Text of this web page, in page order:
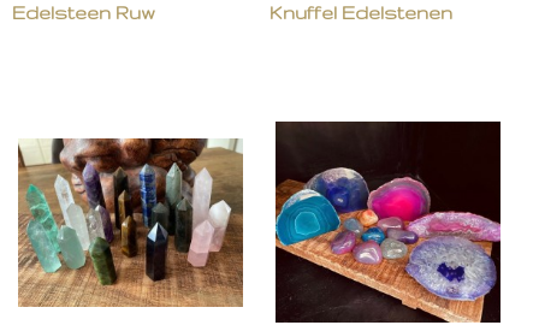
Edelsteen Ruw Knuffel Edelstenen